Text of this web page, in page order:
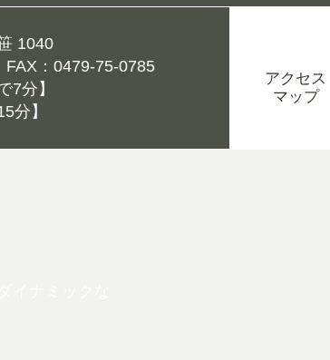
1040
：0479-75-0785
7分】
分】
アクセス
マップ